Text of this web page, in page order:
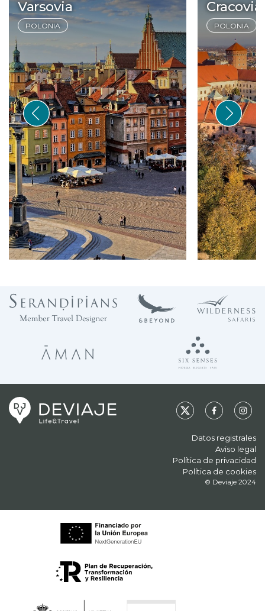
Varsovia
POLONIA
Cracovia
POLONIA
Datos registrales
Aviso legal
Política de privacidad
Política de cookies
© Deviaje 2024